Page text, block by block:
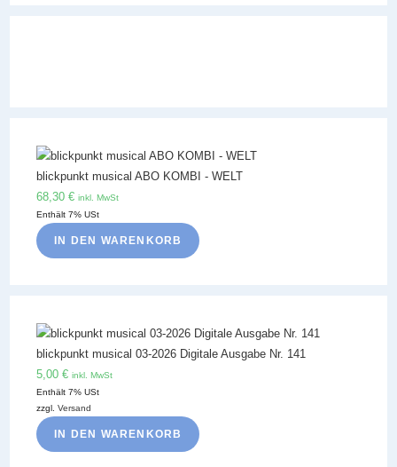
blickpunkt musical ABO KOMBI - WELT
68,30€ inkl. MwSt
Enthält 7% USt
IN DEN WARENKORB
blickpunkt musical 03-2026 Digitale Ausgabe Nr. 141
5,00€ inkl. MwSt
Enthält 7% USt
zzgl.Versand
IN DEN WARENKORB